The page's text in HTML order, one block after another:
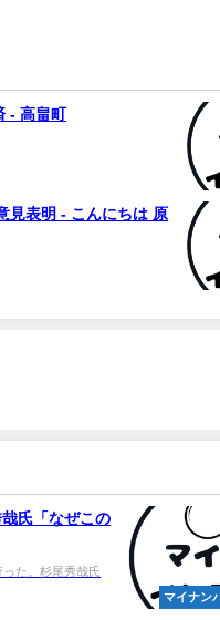
- 高畠町
見表明 - こんにちは 原
氏「なぜこの
た。杉尾秀哉氏
マイナン